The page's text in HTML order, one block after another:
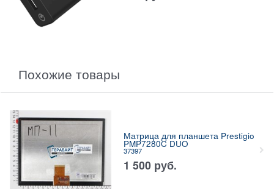
Похожие товары
Матрица для планшета Prestigio
PMP7280C DUO
37397
1 500 руб.